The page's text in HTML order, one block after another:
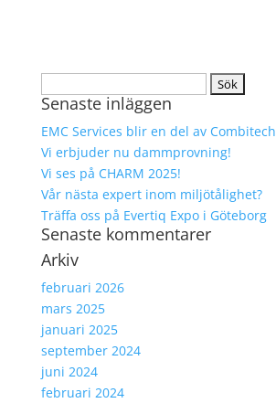
efter:
Senaste inläggen
EMC Services blir en del av Combitech
Vi erbjuder nu dammprovning!
Vi ses på CHARM 2025!
Vår nästa expert inom miljötålighet?
Träffa oss på Evertiq Expo i Göteborg
Senaste kommentarer
Arkiv
februari 2026
mars 2025
januari 2025
september 2024
juni 2024
februari 2024